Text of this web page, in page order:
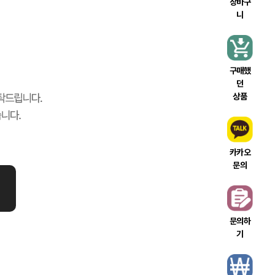
니
구매했
던
상품
카카오
문의
문의하
기